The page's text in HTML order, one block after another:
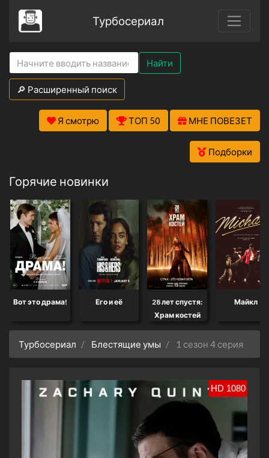
Турбосериал
Найти
🔎 Расширенный поиск
Я смотрю ТОП 50 МНЕ ПОВЕЗЕТ
Подборки
Горячие новинки
Вот это драма! Его и её
28 лет спустя:
Храм костей
Майкл
Турбосериал Блестящие умы 1 сезон 4 серия
HD 1080